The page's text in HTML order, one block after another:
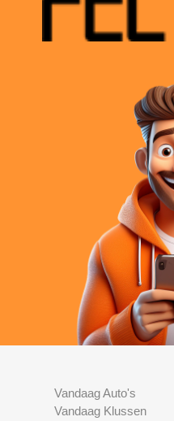
Vandaag Auto's
Vandaag Klussen